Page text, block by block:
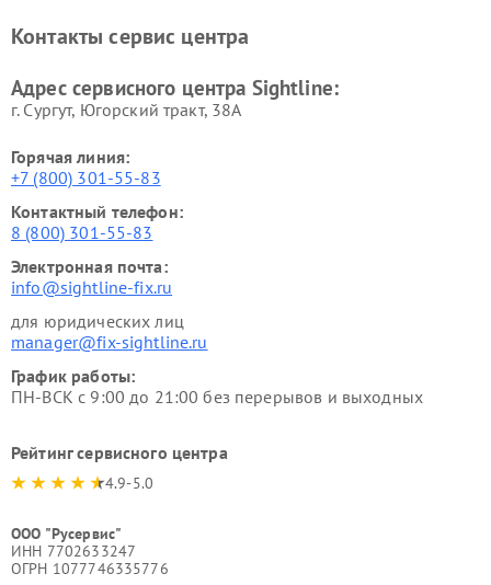
Контакты сервис центра
Адрес сервисного центра Sightline:
г. Сургут, Югорский тракт, 38А
Горячая линия:
+7 (800) 301-55-83
Контактный телефон:
8 (800) 301-55-83
Электронная почта:
info@sightline-fix.ru
для юридических лиц
manager@fix-sightline.ru
График работы:
ПН-ВСК с 9:00 до 21:00 без перерывов и выходных
Рейтинг сервисного центра
4.9-5.0
ООО "Русервис"
ИНН 7702633247
ОГРН 1077746335776